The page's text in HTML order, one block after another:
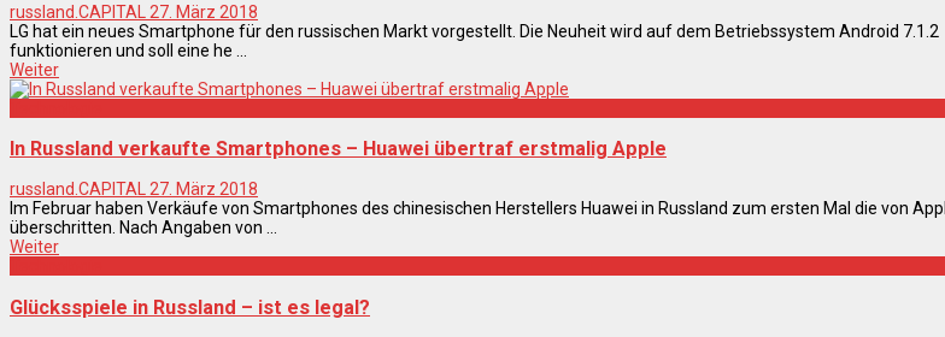
russland.CAPITAL 27. März 2018
LG hat ein neues Smartphone für den russischen Markt vorgestellt. Die Neuheit wird auf dem Betriebssystem Android 7.1.2
funktionieren und soll eine he ...
Weiter
In Russland verkaufte Smartphones – Huawei übertraf erstmalig Apple
russland.CAPITAL27. März 2018
Im Februar haben Verkäufe von Smartphones des chinesischen Herstellers Huawei in Russland zum ersten Mal die von
überschritten. Nach Angaben von ...
Weiter
Glücksspiele in Russland – ist es legal?